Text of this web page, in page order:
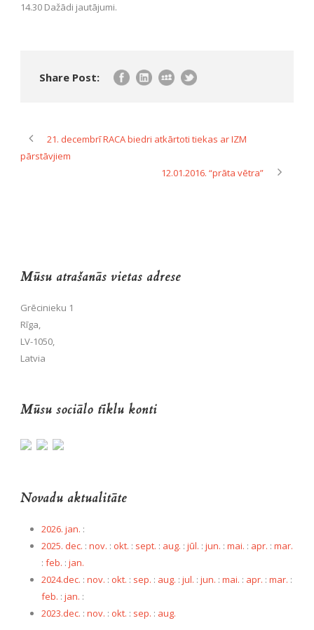
14.30 Dažādi jautājumi.
Share Post:
21. decembrī RACA biedri atkārtoti tiekas ar IZM
pārstāvjiem
12.01.2016. “prāta vētra”
Mūsu atrašanās vietas adrese
Grēcinieku 1
Rīga,
LV-1050,
Latvia
Mūsu sociālo tīklu konti
Novadu aktualitāte
2026. jan. :
2025. dec. : nov. : okt. : sept. : aug. : jūl. : jun. : mai. : apr. : mar.
: feb. : jan.
2024.dec. : nov. : okt. : sep. : aug. : jul. : jun. : mai. : apr. : mar. :
feb. : jan. :
2023.dec. : nov. : okt. : sep. : aug.